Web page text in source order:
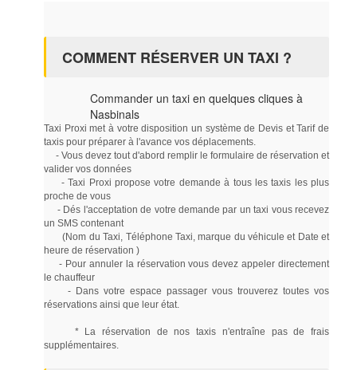
COMMENT RÉSERVER UN TAXI ?
Commander un taxi en quelques cliques à
Nasbinals
Taxi Proxi met à votre disposition un système de Devis et Tarif de
taxis pour préparer à l'avance vos déplacements.
- Vous devez tout d'abord remplir le formulaire de réservation et
valider vos données
- Taxi Proxi propose votre demande à tous les taxis les plus
proche de vous
- Dés l'acceptation de votre demande par un taxi vous recevez
un SMS contenant
(Nom du Taxi, Téléphone Taxi, marque du véhicule et Date et
heure de réservation )
- Pour annuler la réservation vous devez appeler directement
le chauffeur
- Dans votre espace passager vous trouverez toutes vos
réservations ainsi que leur état.
* La réservation de nos taxis n'entraîne pas de frais
supplémentaires.